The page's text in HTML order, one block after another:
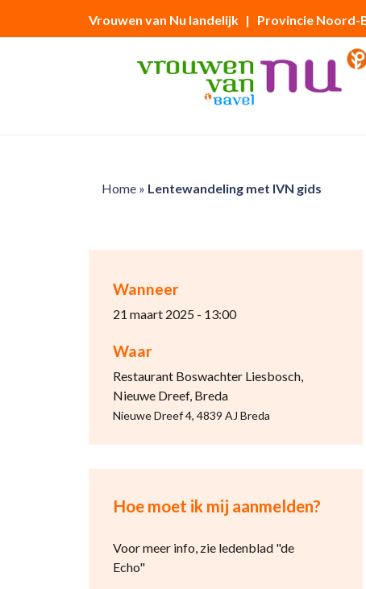
Vrouwen van Nu landelijk | Provincie Noord-
Home» Lentewandeling met IVN gids
Wanneer
21 maart 2025 - 13:00
Waar
Restaurant Boswachter Liesbosch,
Nieuwe Dreef, Breda
Nieuwe Dreef 4, 4839 AJ Breda
Hoe moet ik mij aanmelden?
Voor meer info, zie ledenblad "de
Echo"